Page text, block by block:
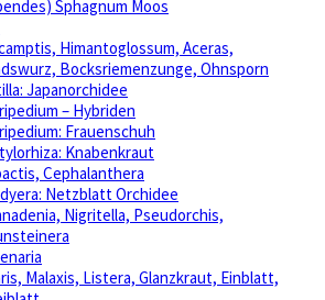
Sphagnum Moos
Himantoglossum, Aceras,
Bocksriemenzunge, Ohnsporn
Japanorchidee
– Hybriden
Frauenschuh
Knabenkraut
Cephalanthera
Netzblatt Orchidee
Nigritella, Pseudorchis,
Malaxis, Listera, Glanzkraut, Einblatt,